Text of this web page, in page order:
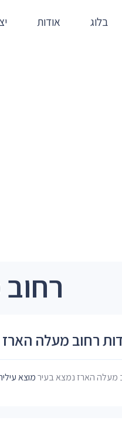
בלוג אודות
רחוב מעלה הארז
מעלה הארז נמצא בעירמוצא